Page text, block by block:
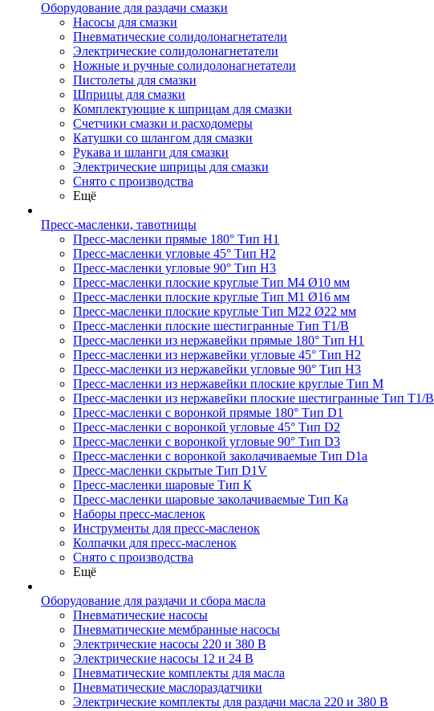
Оборудование для раздачи смазки
Насосы для смазки
Пневматические солидолонагнетатели
Электрические солидолонагнетатели
Ножные и ручные солидолонагнетатели
Пистолеты для смазки
Шприцы для смазки
Комплектующие к шприцам для смазки
Счетчики смазки и расходомеры
Катушки со шлангом для смазки
Рукава и шланги для смазки
Электрические шприцы для смазки
Снято с производства
Ещё
Пресс-масленки, тавотницы
Пресс-масленки прямые 180° Тип H1
Пресс-масленки угловые 45° Тип H2
Пресс-масленки угловые 90° Тип H3
Пресс-масленки плоские круглые Тип M4 Ø10 мм
Пресс-масленки плоские круглые Тип M1 Ø16 мм
Пресс-масленки плоские круглые Тип M22 Ø22 мм
Пресс-масленки плоские шестигранные Тип T1/B
Пресс-масленки из нержавейки прямые 180° Тип H1
Пресс-масленки из нержавейки угловые 45° Тип H2
Пресс-масленки из нержавейки угловые 90° Тип H3
Пресс-масленки из нержавейки плоские круглые Тип M
Пресс-масленки из нержавейки плоские шестигранные Тип T1/B
Пресс-масленки с воронкой прямые 180° Тип D1
Пресс-масленки с воронкой угловые 45° Тип D2
Пресс-масленки с воронкой угловые 90° Тип D3
Пресс-масленки с воронкой заколачиваемые Тип D1a
Пресс-масленки скрытые Тип D1V
Пресс-масленки шаровые Тип К
Пресс-масленки шаровые заколачиваемые Тип Кa
Наборы пресс-масленок
Инструменты для пресс-масленок
Колпачки для пресс-масленок
Снято с производства
Ещё
Оборудование для раздачи и сбора масла
Пневматические насосы
Пневматические мембранные насосы
Электрические насосы 220 и 380 В
Электрические насосы 12 и 24 В
Пневматические комплекты для масла
Пневматические маслораздатчики
Электрические комплекты для раздачи масла 220 и 380 В